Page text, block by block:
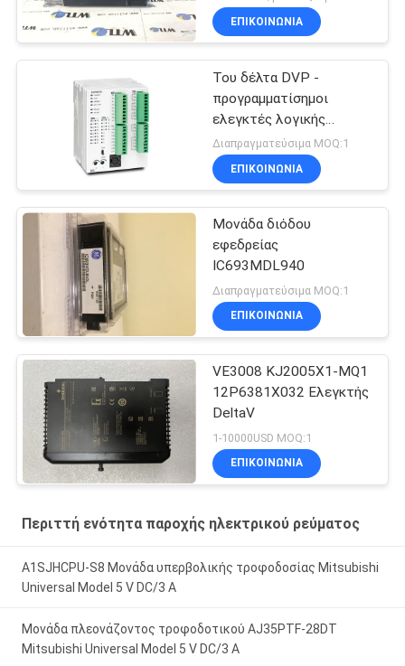
ΕΠΙΚΟΙΝΩΝΊΑ
Του δέλτα DVP -
προγραμματίσημοι
ελεγκτές λογικής
ελεγκτών DVP28SV
PLC σειράς SV2
Διαπραγματεύσιμα MOQ:1
ΕΠΙΚΟΙΝΩΝΊΑ
Μονάδα διόδου
εφεδρείας
IC693MDL940
Διαπραγματεύσιμα MOQ:1
ΕΠΙΚΟΙΝΩΝΊΑ
VE3008 KJ2005X1-MQ1
12P6381X032 Ελεγκτής
DeltaV
1-10000USD MOQ:1
ΕΠΙΚΟΙΝΩΝΊΑ
Περιττή ενότητα παροχής ηλεκτρικού ρεύματος
A1SJHCPU-S8 Μονάδα υπερβολικής τροφοδοσίας Mitsubishi
Universal Model 5 V DC/3 A
Μονάδα πλεονάζοντος τροφοδοτικού AJ35PTF-28DT
Mitsubishi Universal Model 5 V DC/3 A